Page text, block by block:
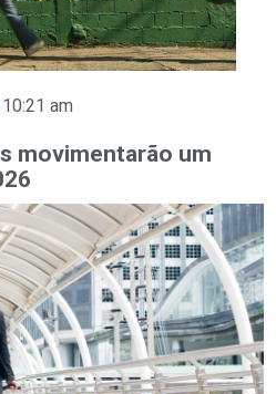
10:21 am
movimentarão um